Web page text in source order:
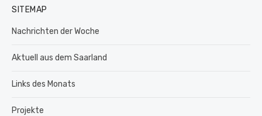
SITEMAP
Nachrichten der Woche
Aktuell aus dem Saarland
Links des Monats
Projekte